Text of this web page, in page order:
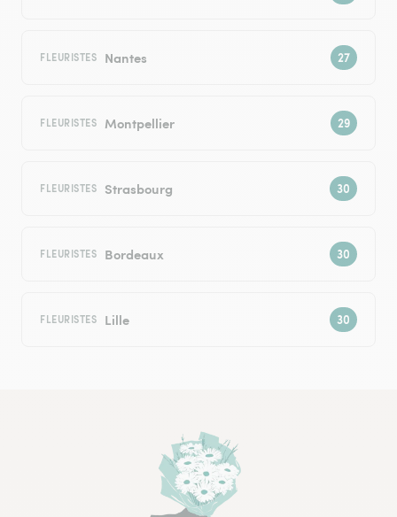
FLEURISTES Nantes
FLEURISTES Montpellier
FLEURISTES Strasbourg
FLEURISTES Bordeaux
FLEURISTES Lille